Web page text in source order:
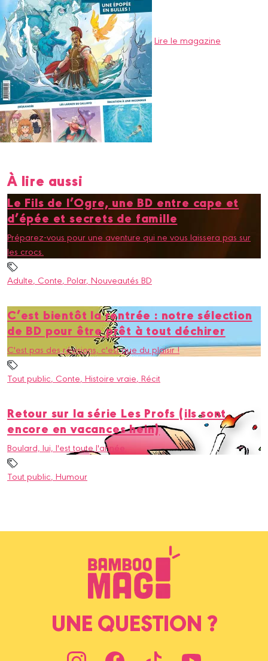
Lire le magazine
À lire aussi
Le Fils de l’Ogre, une BD entre cape et
d’épée et secrets de famille
Préparez-vous pour une aventure qui ne vous laissera pas sur
les crocs.
Adulte, Conte, Polar, Nouveautés BD
C’est bientôt la rentrée : notre sélection
de BD pour être prêt à tout déchirer
C'est pas des révisions, c'est que du plaisir !
Tout public, Conte, Histoire vraie, Récit
Retour sur la série Les Profs (ils sont
encore en vacances hein)
Boulard, lui, l'est toute l'année.
Tout public, Humour
UNE QUESTION ?